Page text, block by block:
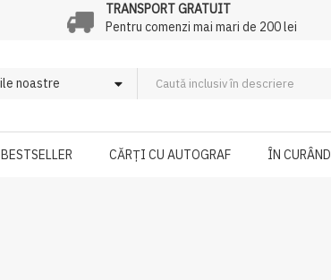
TRANSPORT GRATUIT
Pentru comenzi mai mari de 200 lei
BESTSELLER CĂRȚI CU AUTOGRAF ÎN CURÂND